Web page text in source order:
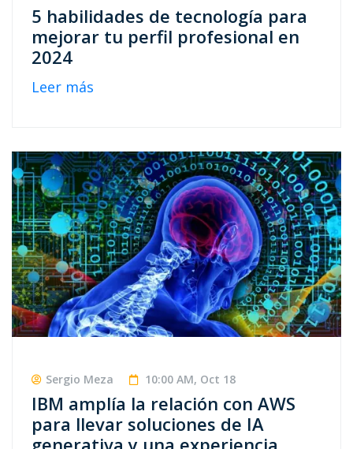
5 habilidades de tecnología para
mejorar tu perfil profesional en
2024
Leer más
Sergio Meza 10:00 AM, Oct 18
IBM amplía la relación con AWS
para llevar soluciones de IA